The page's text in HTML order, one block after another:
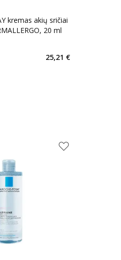
kremas akių sričiai
20 ml
25,21 €